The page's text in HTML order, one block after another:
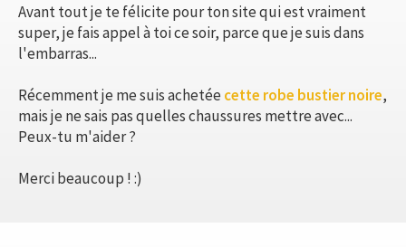
Avant tout je te félicite pour ton site qui est vraiment
super, je fais appel à toi ce soir, parce que je suis dans
l'embarras...
Récemment je me suis achetéecette robe bustier noire,
mais je ne sais pas quelles chaussures mettre avec...
Peux-tu m'aider ?
Merci beaucoup ! :)